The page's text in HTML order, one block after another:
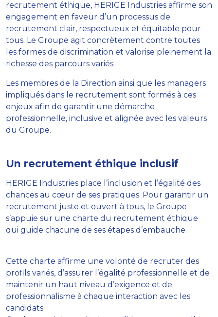
recrutement éthique, HERIGE Industries affirme son
engagement en faveur d’un processus de
recrutement clair, respectueux et équitable pour
tous. Le Groupe agit concrètement contre toutes
les formes de discrimination et valorise pleinement la
richesse des parcours variés.
Les membres de la Direction ainsi que les managers
impliqués dans le recrutement sont formés à ces
enjeux afin de garantir une démarche
professionnelle, inclusive et alignée avec les valeurs
du Groupe.
Un recrutement éthique inclusif
HERIGE Industries place l’inclusion et l’égalité des
chances au cœur de ses pratiques. Pour garantir un
recrutement juste et ouvert à tous, le Groupe
s’appuie sur une charte du recrutement éthique
qui guide chacune de ses étapes d’embauche.
Cette charte affirme une volonté de recruter des
profils variés, d’assurer l’égalité professionnelle et de
maintenir un haut niveau d’exigence et de
professionnalisme à chaque interaction avec les
candidats.